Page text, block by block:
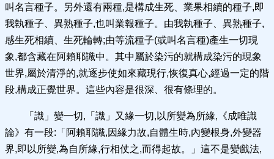
叫名言種子。另外還有兩種,是構成生死、業果相續的種子,即
我執種子、異熟種子,也叫業報種子。由我執種子、異熟種子,
感生死相續、生死輪轉;由等流種子(或叫名言種)產生一切現
象,都含藏在阿賴耶識中。其中屬於染污的就構成染污的現象
世界,屬於清淨的,就逐步使如來藏現行,恢復真心,經過一定的階
段,構成正覺世界。這些內容是很深、很有條理的。
「識」變一切,「識」又緣一切,以所變為所緣,《成唯識
論》有一段:「阿賴耶識,因緣力故,自體生時,內變根身,外變器
界,即以所變,為自所緣,行相仗之,而得起故。」這不是變戲法,